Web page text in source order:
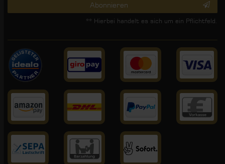
Abonnieren
** Hierbei handelt es sich um ein Pflichtfeld.